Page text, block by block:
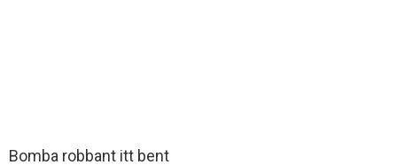
Bomba robbant itt bent